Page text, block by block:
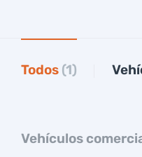
Todos (1)
Vehículos